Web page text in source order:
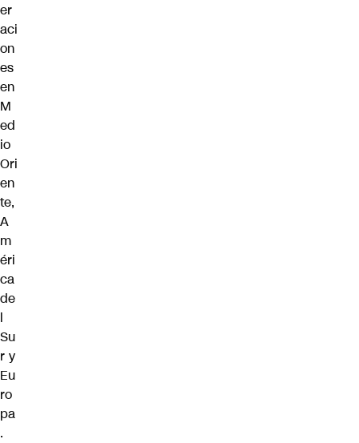
er
aci
on
es
en
M
ed
io
Ori
en
te,
A
m
éri
ca
de
l
Su
r y
Eu
ro
pa
.